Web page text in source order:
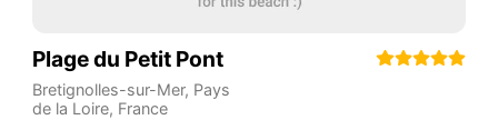
Plage du Petit Pont
Bretignolles-sur-Mer, Pays
de la Loire, France